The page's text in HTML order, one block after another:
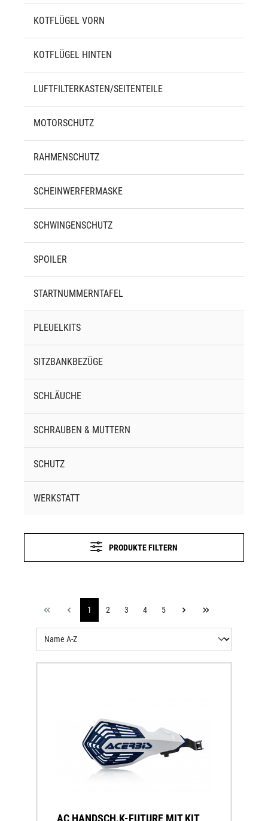
KOTFLÜGEL VORN
KOTFLÜGEL HINTEN
LUFTFILTERKASTEN/SEITENTEILE
MOTORSCHUTZ
RAHMENSCHUTZ
SCHEINWERFERMASKE
SCHWINGENSCHUTZ
SPOILER
STARTNUMMERNTAFEL
PLEUELKITS
SITZBANKBEZÜGE
SCHLÄUCHE
SCHRAUBEN & MUTTERN
SCHUTZ
WERKSTATT
PRODUKTE FILTERN
1 2 3 4 5
AC HANDSCH.K-FUTURE MIT KIT